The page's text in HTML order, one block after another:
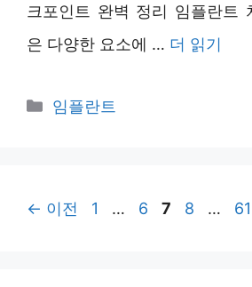
크포인트 완벽 정리 임플란트
은 다양한 요소에 … 더 읽기
카
임플란트
← 이전
페
1 …
페
6
페
7
페
8 …
페
61